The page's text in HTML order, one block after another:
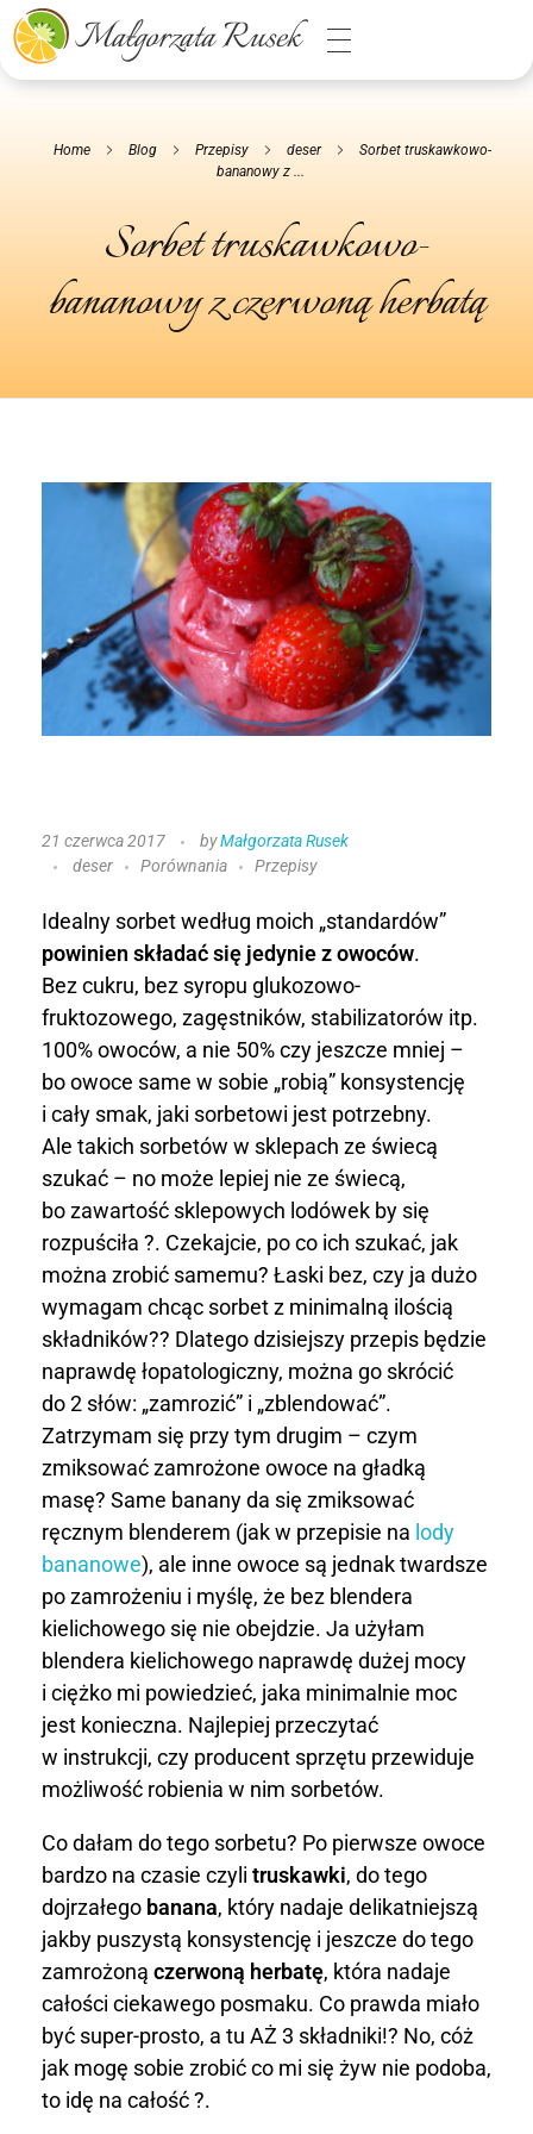
Małgorzata Rusek - dietetyk z pasją
Dietetyka kliniczna & Psychodietetyka
Home Blog Przepisy deser
Sorbet truskawkowo-
bananowy z ...
Sorbet truskawkowo-
bananowy z czerwoną herbatą
S
r
b
e
t
t
r
u
s
k
a
w
k
o
w
o
-
b
a
n
a
n
o
w
y
21 czerwca 2017 byMałgorzata Rusek
deser
Porównania Przepisy
Idealny sorbet według moich „standardów”
powinien składać się jedynie z owoców.
Bez cukru, bez syropu glukozowo-
fruktozowego, zagęstników, stabilizatorów itp.
100% owoców, a nie 50% czy jeszcze mniej –
bo owoce same w sobie „robią” konsystencję
i cały smak, jaki sorbetowi jest potrzebny.
Ale takich sorbetów w sklepach ze świecą
szukać – no może lepiej nie ze świecą,
bo zawartość sklepowych lodówek by się
rozpuściła ?. Czekajcie, po co ich szukać, jak
można zrobić samemu? Łaski bez, czy ja dużo
wymagam chcąc sorbet z minimalną ilością
składników?? Dlatego dzisiejszy przepis będzie
naprawdę łopatologiczny, można go skrócić
do 2 słów: „zamrozić” i „zblendować”.
Zatrzymam się przy tym drugim – czym
zmiksować zamrożone owoce na gładką
masę? Same banany da się zmiksować
ręcznym blenderem (jak w przepisie na lody
bananowe), ale inne owoce są jednak twardsze
po zamrożeniu i myślę, że bez blendera
kielichowego się nie obejdzie. Ja użyłam
blendera kielichowego naprawdę dużej mocy
i ciężko mi powiedzieć, jaka minimalnie moc
jest konieczna. Najlepiej przeczytać
w instrukcji, czy producent sprzętu przewiduje
możliwość robienia w nim sorbetów.
Co dałam do tego sorbetu? Po pierwsze owoce
bardzo na czasie czyli truskawki, do tego
dojrzałego banana, który nadaje delikatniejszą
jakby puszystą konsystencję i jeszcze do tego
zamrożoną czerwoną herbatę, która nadaje
całości ciekawego posmaku. Co prawda miało
być super-prosto, a tu AŻ 3 składniki!? No, cóż
jak mogę sobie zrobić co mi się żyw nie podoba,
to idę na całość ?.